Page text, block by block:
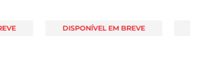
BREVE DISPONÍVEL EM BREVE